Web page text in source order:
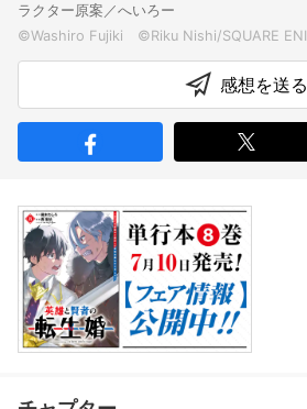
ラクター原案／へいろー
感想を送る